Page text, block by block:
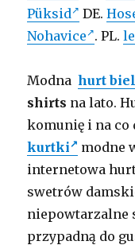
Püksid
DE.
Nohavice . PL.
Modnahurt
shirts na lato.
komunię i na
kurtki
modne
internetowa
swetrów
niepowtarzalne
przypadną do